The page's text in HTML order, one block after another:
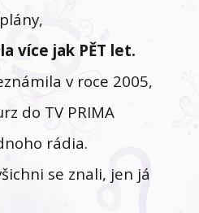
více jak PĚT let.
v roce 2005,
do TV PRIMA
rádia.
se znali, jen já